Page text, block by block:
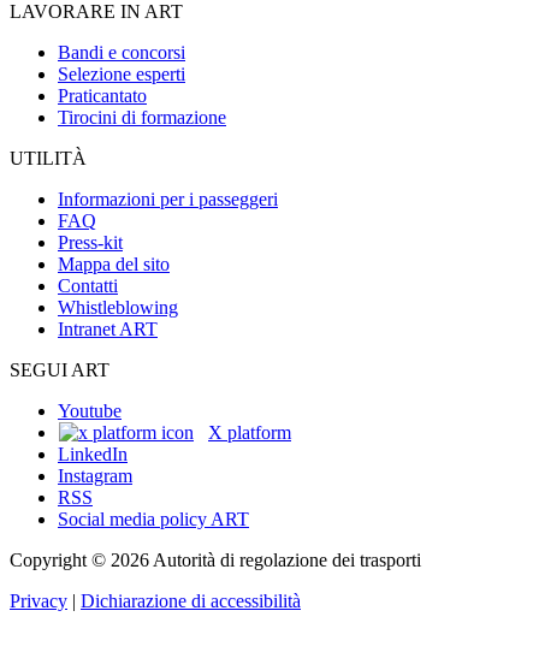
LAVORARE IN ART
Bandi e concorsi
Selezione esperti
Praticantato
Tirocini di formazione
UTILITÀ
Informazioni per i passeggeri
FAQ
Press-kit
Mappa del sito
Contatti
Whistleblowing
Intranet ART
SEGUI ART
Youtube
X platform
LinkedIn
Instagram
RSS
Social media policy ART
Copyright © 2026 Autorità di regolazione dei trasporti
Privacy | Dichiarazione di accessibilità